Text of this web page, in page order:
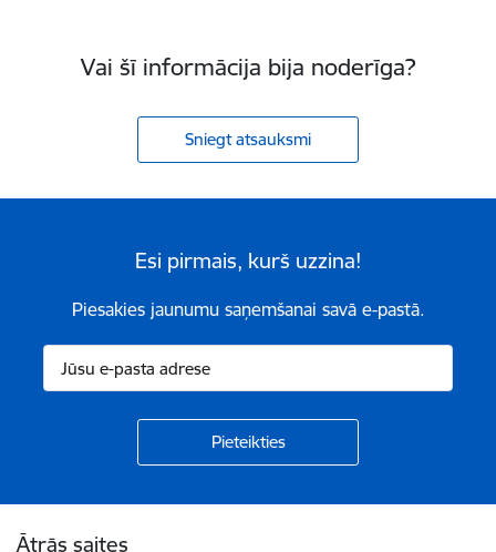
Vai šī informācija bija noderīga?
Sniegt atsauksmi
Esi pirmais, kurš uzzina!
Piesakies jaunumu saņemšanai savā e-pastā.
Ātrās saites